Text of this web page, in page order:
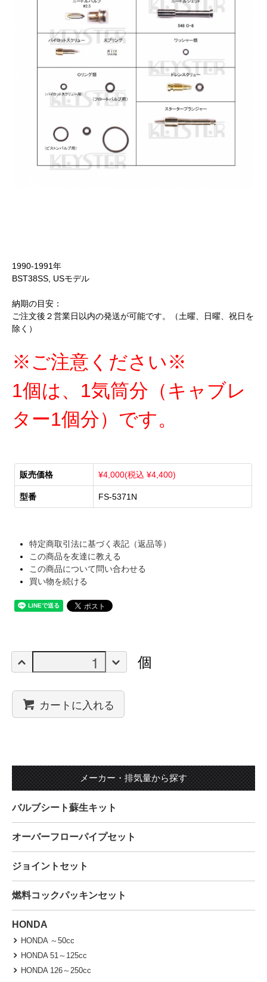
1990-1991年
BST38SS, USモデル
納期の目安：
ご注文後２営業日以内の発送が可能です。（土曜、日曜、祝日を
除く）
※ご注意ください※
1個は、1気筒分（キャブレ
ター1個分）です。
販売価格 ¥4,000(税込 ¥4,400)
型番 FS-5371N
特定商取引法に基づく表記（返品等）
この商品を友達に教える
この商品について問い合わせる
買い物を続ける
個
カートに入れる
メーカー・排気量から探す
バルブシート蘇生キット
オーバーフローパイプセット
ジョイントセット
燃料コックパッキンセット
HONDA
HONDA ～50cc
HONDA 51～125cc
HONDA 126～250cc